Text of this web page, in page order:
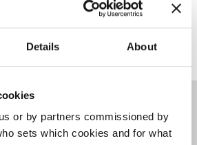
Details About
or by partners commissioned by
sets which cookies and for what
мощный: